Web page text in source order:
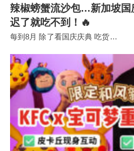
辣椒螃蟹流沙包…新加坡国
迟了就吃不到！🔥
每到8月 除了看国庆庆典 吃货…